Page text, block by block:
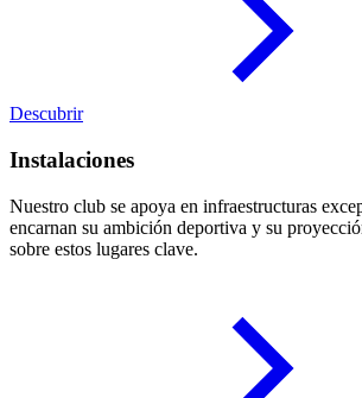
Descubrir
Instalaciones
Nuestro club se apoya en infraestructuras
encarnan su ambición deportiva y su
sobre estos lugares clave.